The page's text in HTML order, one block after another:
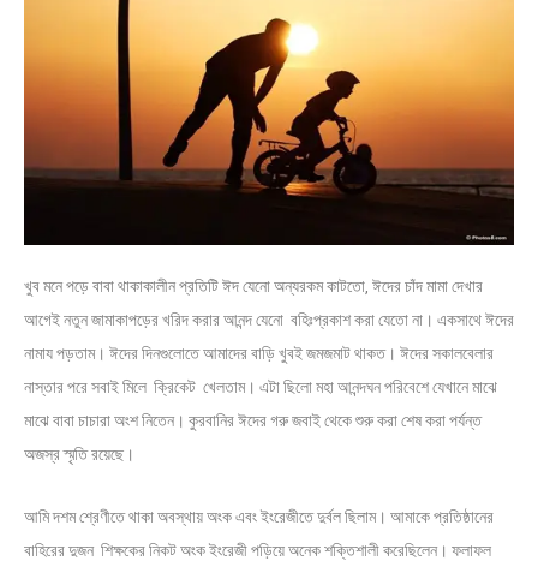
খুব মনে পড়ে বাবা থাকাকালীন প্রতিটি ঈদ যেনো অন্যরকম কাটতো, ঈদের চাঁদ মামা দেখার
আগেই নতুন জামাকাপড়ের খরিদ করার আনন্দ যেনো বহিঃপ্রকাশ করা যেতো না। একসাথে ঈদের
নামায পড়তাম। ঈদের দিনগুলোতে আমাদের বাড়ি খুবই জমজমাট থাকত। ঈদের সকালবেলার
নাস্তার পরে সবাই মিলে ক্রিকেট খেলতাম। এটা ছিলো মহা আনন্দঘন পরিবেশে যেখানে মাঝে
মাঝে বাবা চাচারা অংশ নিতেন। কুরবানির ঈদের গরু জবাই থেকে শুরু করা শেষ করা পর্যন্ত
অজস্র স্মৃতি রয়েছে।
আমি দশম শ্রেণীতে থাকা অবস্থায় অংক এবং ইংরেজীতে দুর্বল ছিলাম। আমাকে প্রতিষ্ঠানের
বাহিরের দুজন শিক্ষকের নিকট অংক ইংরেজী পড়িয়ে অনেক শক্তিশালী করেছিলেন। ফলাফল